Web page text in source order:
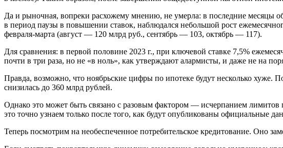
Да и рыночная, вопреки расхожему мнению, не умерла: в последние месяцы
в период паузы в повышении ставок, наблюдался небольшой рост
февраля-марта (август — 120 млрд руб., сентябрь — 103, октябрь — 117).
Для сравнения: в первой половине 2023 г., при ключевой ставке 7,5%
почти в три раза, но не «в ноль», как утверждают алармисты, и даже не на
Правда, возможно, что ноябрьские цифры по ипотеке будут несколько хуже.
снизилась до 360 млрд рублей.
Однако это может быть связано с разовым фактором — исчерпанием
это точно узнаем только после того, как будут опубликованы официальные
Теперь посмотрим на необеспеченное потребительское кредитование. Оно